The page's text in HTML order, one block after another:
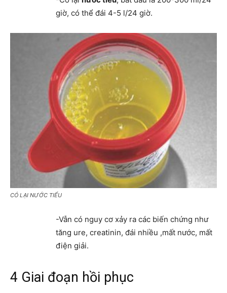
giờ, có thể đái 4-5 l/24 giờ.
CÓ LẠI NƯỚC TIỂU
-Vẫn có nguy cơ xảy ra các biến chứng như
tăng ure, creatinin, đái nhiều ,mất nước, mất
điện giải.
4 Giai đoạn hồi phục